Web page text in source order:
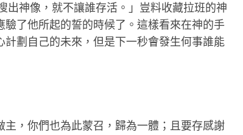
出神像，就不讓誰存活。」豈料收藏拉班的神
了他所起的誓的時候了。這樣看來在神的手
劃自己的未來，但是下一秒會發生何事誰能
，你們也為此蒙召，歸為一體；且要存感謝